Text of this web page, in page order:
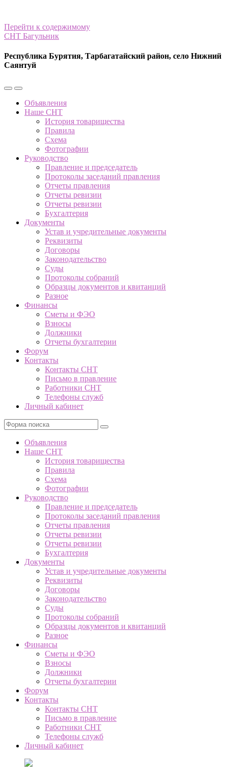
Перейти к содержимому
СНТ Багульник
Республика Бурятия, Тарбагатайский район, село Нижний
Саянтуй
Переключить
мобильное
меню
Переключить
поле
поиска
Объявления
Наше СНТ
История товарищества
Правила
Схема
Фотографии
Руководство
Правление и председатель
Протоколы заседаний правления
Отчеты правления
Отчеты ревизии
Отчеты ревизии
Бухгалтерия
Документы
Устав и учредительные документы
Реквизиты
Договоры
Законодательство
Суды
Протоколы собраний
Образцы документов и квитанций
Разное
Финансы
Сметы и ФЭО
Взносы
Должники
Отчеты бухгалтерии
Форум
Контакты
Контакты СНТ
Письмо в правление
Работники СНТ
Телефоны служб
Личный кабинет
Поиск
Объявления
Наше СНТ
История товарищества
Правила
Схема
Фотографии
Руководство
Правление и председатель
Протоколы заседаний правления
Отчеты правления
Отчеты ревизии
Отчеты ревизии
Бухгалтерия
Документы
Устав и учредительные документы
Реквизиты
Договоры
Законодательство
Суды
Протоколы собраний
Образцы документов и квитанций
Разное
Финансы
Сметы и ФЭО
Взносы
Должники
Отчеты бухгалтерии
Форум
Контакты
Контакты СНТ
Письмо в правление
Работники СНТ
Телефоны служб
Личный кабинет